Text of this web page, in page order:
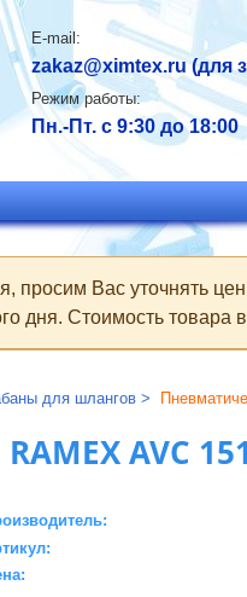
просим Вас уточнять
Стоимость товара в
для шлангов
AVC
E-mail:
zakaz@ximtex.ru(для
Режим работы:
Пн.-Пт. с 9:30 до 18:00